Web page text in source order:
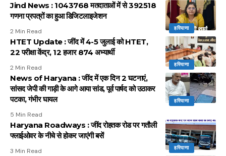
हरियाणा
Jind News : 1043768 मतदाताओं में से 392518
गणना प्रपत्रों का हुआ डिजिटलाइजेशन
2 Min Read
हरियाणा
HTET Update : जींद में 4-5 जुलाई को HTET,
22 परीक्षा केंद्र, 12 हजार 874 अभ्यार्थी
2 Min Read
हरियाणा
News of Haryana : जींद में एक दिन 2 घटनाएं,
सांसद जेपी की गाड़ी के आगे आया सांड, पूर्व पार्षद को उठाकर
पटका, गंभीर घायल
5 Min Read
हरियाणा
Haryana Roadways : जींद रोहतक रोड पर गतौली
फ्लाईओवर के नीचे से होकर जाएंगी बसें
3 Min Read